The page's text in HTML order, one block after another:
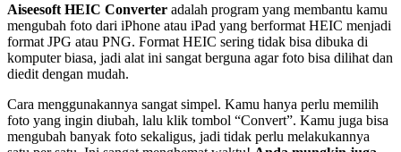
Aiseesoft HEIC Converter adalah program yang membantu kamu
mengubah foto dari iPhone atau iPad yang berformat HEIC menjadi
format JPG atau PNG. Format HEIC sering tidak bisa dibuka di
komputer biasa, jadi alat ini sangat berguna agar foto bisa dilihat dan
diedit dengan mudah.
Cara menggunakannya sangat simpel. Kamu hanya perlu memilih
foto yang ingin diubah, lalu klik tombol “Convert”. Kamu juga bisa
mengubah banyak foto sekaligus, jadi tidak perlu melakukannya